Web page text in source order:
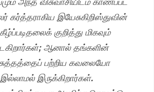
கர்த்தராகிய இயேசுகிறிஸ்துவின்
குறித்து மிகவும்
ஆனால் தங்களின்
பற்றிய கவலையோ
இருக்கிறார்கள்.